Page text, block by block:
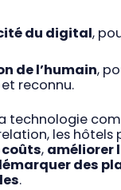
du digital,
de l’humain,
reconnu.
technologie
les hôtels
coûts, améliorer
des
.